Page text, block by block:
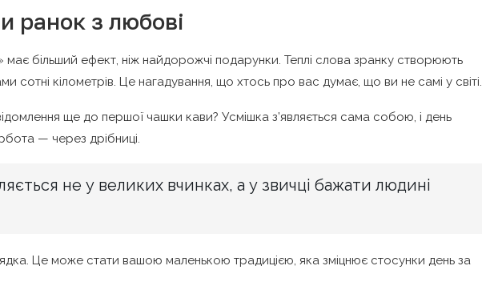
ранок з любові
більший ефект, ніж найдорожчі подарунки. Теплі слова зранку створюють
сотні кілометрів. Це нагадування, що хтось про вас думає, що ви не самі у світі.
ще до першої чашки кави? Усмішка з’являється сама собою, і день
— через дрібниці.
не у великих вчинках, а у звичці бажати людині
Це може стати вашою маленькою традицією, яка зміцнює стосунки день за